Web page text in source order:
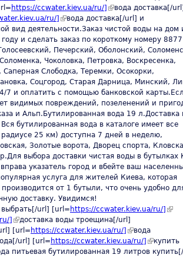
https://ccwater.kiev.ua/ru/] (link is external)
вода доставка[/
ru/] (link is external)
вода доставка[/url] и
вид деятельности.Заказ чистой воды на дом
и сделать заказ по короткому номеру 8877
Печерский, Оболонский,
Чоколовка, Петровка, Воскресенка,
Слободка, Теремки, Осокорки,
Соцгород, Старая Дарница, Минский,
7 и оплатить с помощью банковской
видимых повреждений, позеленений и
и Альп.Бутилированная вода 19 л.Доставка
бутилированная вода в каталоге имеет все
25 км) доступна 7 дней в неделю,
Золотые ворота, Дворец спорта,
выбора доставки чистая воды в бутылках
указатель город и вбейте ваш
услуга для жителей Киева, которая
от 1 бутыли, что очень удобно
доставку. Увидимся!
выбрать[/url] [url= https://ccwater.kiev.ua/ru/] (link
] (link is external)
доставка воды троещина[/url]
[url= https://ccwater.kiev.ua/ru/] (link is external)
вода
is external)
url] [url= https://ccwater.kiev.ua/ru/] (link is
купить
is external)
питьевая бутилированная 19 литров